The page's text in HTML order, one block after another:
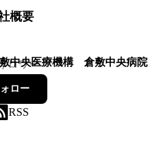
概要
中央医療機構 倉敷中央病院
ロワー
ロー
RSS